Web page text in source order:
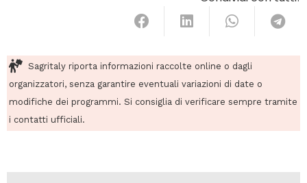
Sagritaly riporta informazioni raccolte online o dagli
organizzatori, senza garantire eventuali variazioni di date o
modifiche dei programmi. Si consiglia di verificare sempre tramite
i contatti ufficiali.